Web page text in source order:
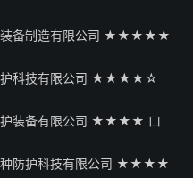
装备制造有限公司 ★★★★★
护科技有限公司 ★★★★☆
护装备有限公司 ★★★★ 口
种防护科技有限公司 ★★★★